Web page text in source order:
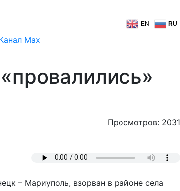
EN RU
Просмотров: 2031
– Мариуполь, взорван в районе села